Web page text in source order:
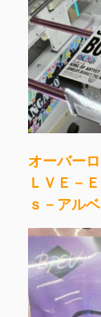
オーバー
ＬＶＥ－
ｓ－アル